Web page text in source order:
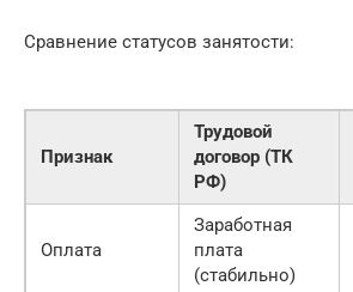
Сравнение статусов занятости:
Признак
Трудовой
договор (ТК
РФ)
Оплата
Заработная
плата
(стабильно)